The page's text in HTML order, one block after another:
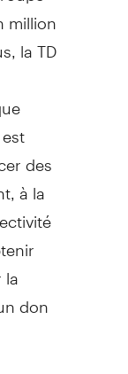
million
la TD
des
à la
don